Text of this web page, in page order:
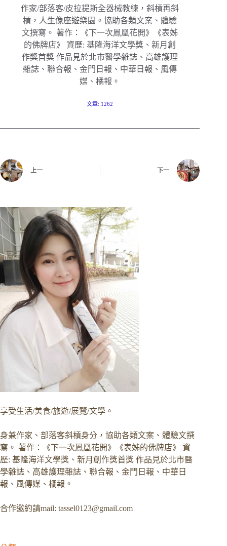
作家/部落客/皮拉提斯全器械教練，斜槓再斜
槓，人生像座遊樂園。協助各類文案、體驗
文撰寫。 著作：《下一次鳳凰花開》《表姊
的佛牌店》 資歷: 基隆海洋文學獎、新月創
作獎首獎 作品見於北市醫學雜誌、高雄護理
雜誌、聯合報、金門日報、中華日報、風傳
媒、橘報。
文章: 1262
上一 下一
享受生活/美食/旅遊/展覽/文學。
身兼作家、部落客斜槓身分，協助各類文案、體驗文撰
寫。 著作：《下一次鳳凰花開》《表姊的佛牌店》 資
歷: 基隆海洋文學獎、新月創作獎首獎 作品見於北市醫
學雜誌、高雄護理雜誌、聯合報、金門日報、中華日
報、風傳媒、橘報。
合作邀約請mail: tassel0123@gmail.com